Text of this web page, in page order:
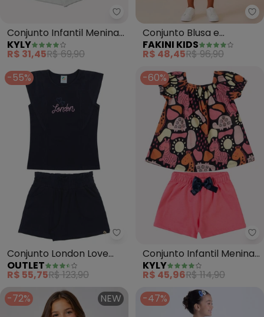
Kyly - Conjunto Infantil Menina
Conjunto Infantil Menina
Gatinho (Azul)
KYLY
R$ 31,45R$ 69,90
Conjunto Blusa e
Bermuda (Azul)
FAKINI KIDS
R$ 48,45R$ 96,90
-55%
Outlet - Conjunto London Love
Conjunto London Love
Meninas (Azul)
OUTLET
R$ 55,75R$ 123,90
-60%
Conjunto Infantil Menina
Bichinhos (Azul Marinho)
KYLY
R$ 45,96R$ 114,90
-72%
NEW -47%